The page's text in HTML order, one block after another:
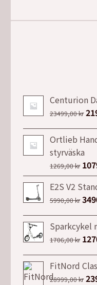
Centurion
23499,00kr
Ortlieb
styrväska
1269,00kr Det
var:
E2S V2
5990,00kr Det
var:
Sparkcykel
1706,00kr Det
var:
FitNord
28999,00kr